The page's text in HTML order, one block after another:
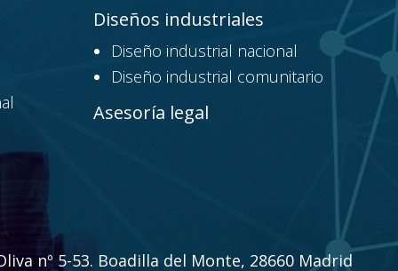
Diseños industriales
Diseño industrial nacional
Diseño industrial comunitario
Asesoría legal
nº 5-53. Boadilla del Monte, 28660 Madrid